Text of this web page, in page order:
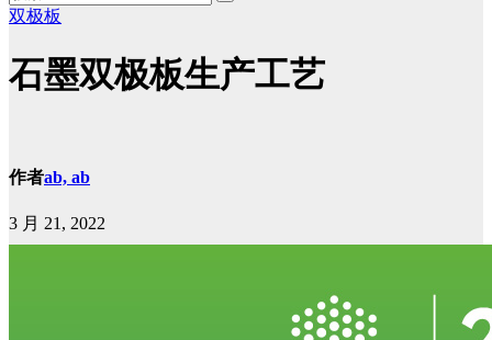
双极板
石墨双极板生产工艺
作者ab, ab
3 月 21, 2022